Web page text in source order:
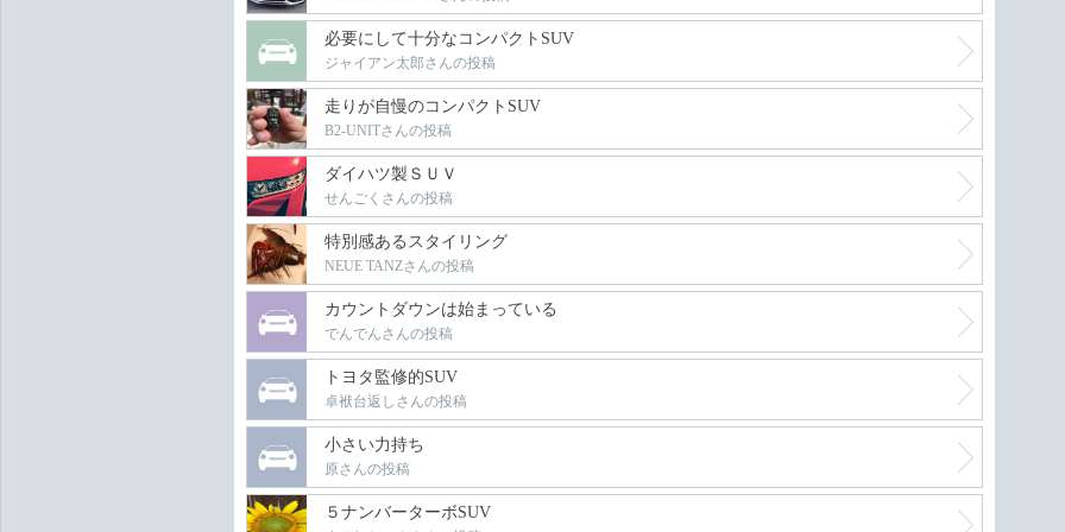
必要にして十分なコンパクトSUV
ジャイアン太郎さんの投稿
走りが自慢のコンパクトSUV
B2-UNITさんの投稿
ダイハツ製ＳＵＶ
せんごくさんの投稿
特別感あるスタイリング
NEUE TANZさんの投稿
カウントダウンは始まっている
でんでんさんの投稿
トヨタ監修的SUV
卓袱台返しさんの投稿
小さい力持ち
原さんの投稿
５ナンバーターボSUV